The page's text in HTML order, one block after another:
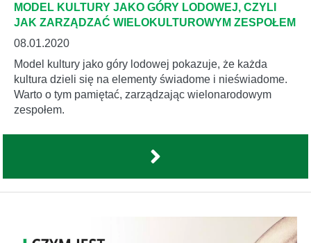
MODEL KULTURY JAKO GÓRY LODOWEJ, CZYLI
JAK ZARZĄDZAĆ WIELOKULTUROWYM ZESPOŁEM
08.01.2020
Model kultury jako góry lodowej pokazuje, że każda
kultura dzieli się na elementy świadome i nieświadome.
Warto o tym pamiętać, zarządzając wielonarodowym
zespołem.